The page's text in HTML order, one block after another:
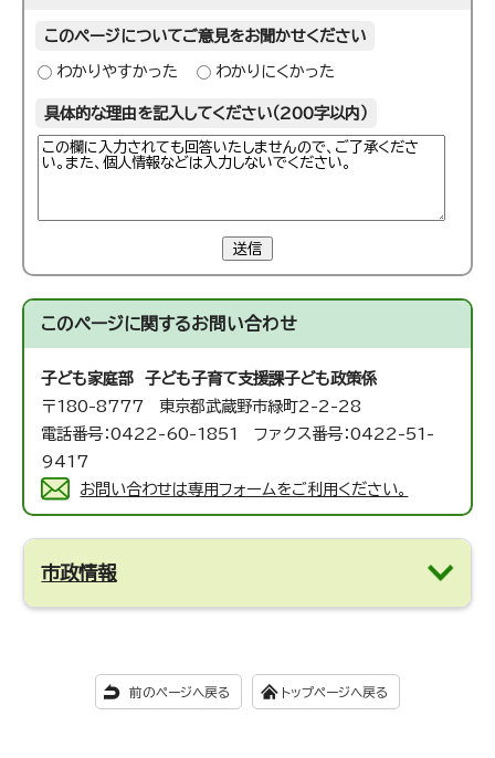
このページについてご意見をお聞かせください
わかりやすかった わかりにくかった
具体的な理由を記入してください（200字以内）
送信
このページに関するお問い合わせ
子ども家庭部 子ども子育て支援課子ども政策係
〒180-8777 東京都武蔵野市緑町2-2-28
電話番号：0422-60-1851 ファクス番号：0422-51-
9417
お問い合わせは専用フォームをご利用ください。
市政情報
前のページへ戻る トップページへ戻る